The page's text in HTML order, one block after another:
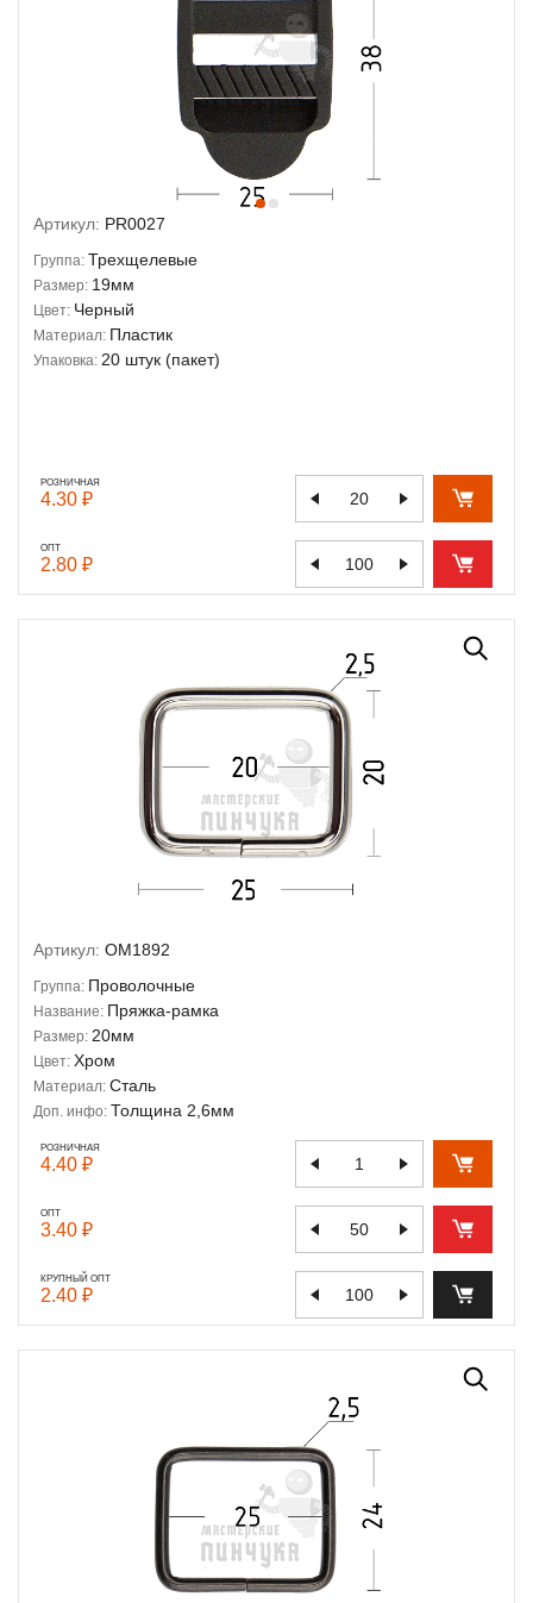
Артикул: PR0027
Группа: Трехщелевые
Размер: 19мм
Цвет: Черный
Материал: Пластик
Упаковка: 20 штук (пакет)
РОЗНИЧНАЯ
4.30 ₽
ОПТ
2.80 ₽
Артикул: OM1892
Группа: Проволочные
Название: Пряжка-рамка
Размер: 20мм
Цвет: Хром
Материал: Сталь
Доп. инфо: Толщина 2,6мм
РОЗНИЧНАЯ
4.40 ₽
ОПТ
3.40 ₽
КРУПНЫЙ ОПТ
2.40 ₽